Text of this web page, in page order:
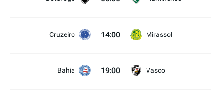
Cruzeiro 14:00 Mirassol
Bahia 19:00 Vasco